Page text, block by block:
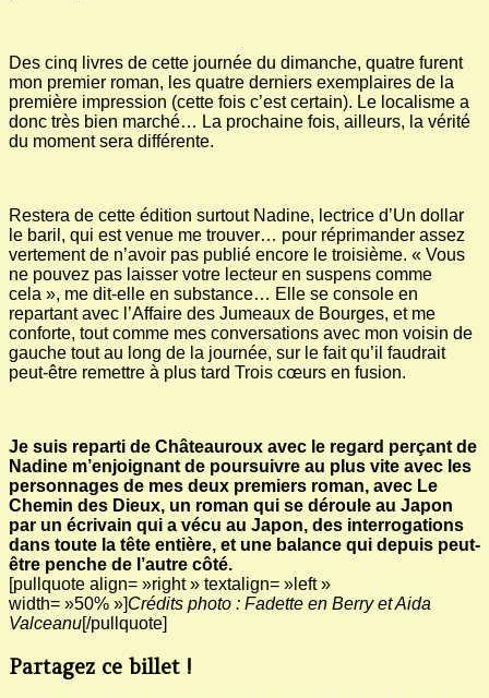
Des cinq livres de cette journée du dimanche, quatre furent
mon premier roman, les quatre derniers exemplaires de la
première impression (cette fois c’est certain). Le localisme a
donc très bien marché… La prochaine fois, ailleurs, la vérité
du moment sera différente.
Restera de cette édition surtout Nadine, lectrice d’Un dollar
le baril, qui est venue me trouver… pour réprimander assez
vertement de n’avoir pas publié encore le troisième. « Vous
ne pouvez pas laisser votre lecteur en suspens comme
cela », me dit-elle en substance… Elle se console en
repartant avec l’Affaire des Jumeaux de Bourges, et me
conforte, tout comme mes conversations avec mon voisin de
gauche tout au long de la journée, sur le fait qu’il faudrait
peut-être remettre à plus tard Trois cœurs en fusion.
Je suis reparti de Châteauroux avec le regard perçant de
Nadine m’enjoignant de poursuivre au plus vite avec les
personnages de mes deux premiers roman, avec Le
Chemin des Dieux, un roman qui se déroule au Japon
par un écrivain qui a vécu au Japon, des interrogations
dans toute la tête entière, et une balance qui depuis peut-
être penche de l’autre côté.
[pullquote align= »right » textalign= »left »
width= »50% »]Crédits photo : Fadette en Berry et Aida
Valceanu[/pullquote]
Partagez ce billet !